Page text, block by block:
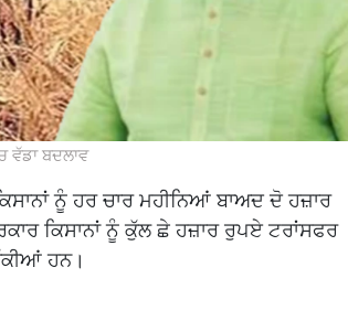
ਵੱਡਾ ਬਦਲਾਵ
ਨੂੰ ਹਰ ਚਾਰ ਮਹੀਨਿਆਂ ਬਾਅਦ ਦੋ ਹਜ਼ਾਰ
ਕਿਸਾਨਾਂ ਨੂੰ ਕੁੱਲ ਛੇ ਹਜ਼ਾਰ ਰੁਪਏ ਟਰਾਂਸਫਰ
ਹਨ।